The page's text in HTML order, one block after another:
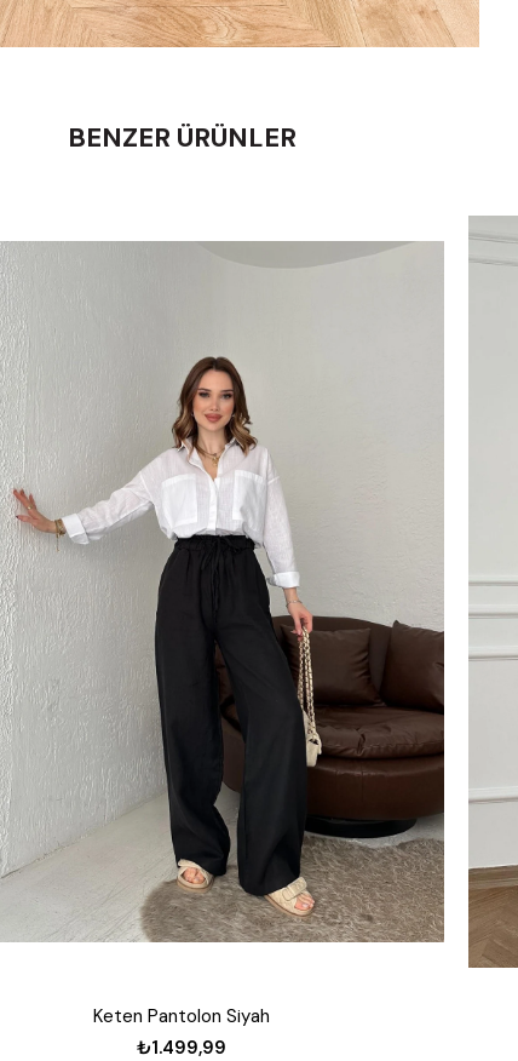
BENZER ÜRÜNLER
Keten Pantolon Siyah
₺1.499,99